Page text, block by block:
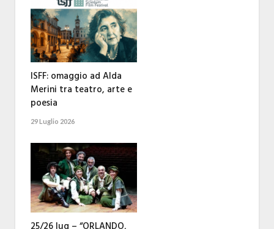
ISFF: omaggio ad Alda
Merini tra teatro, arte e
poesia
29 Luglio 2026